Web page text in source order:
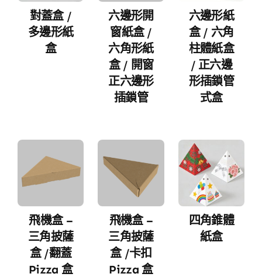
對蓋盒 /
多邊形紙
盒
六邊形開
窗紙盒 /
六角形紙
盒 / 開窗
正六邊形
插鎖管
六邊形紙
盒 / 六角
柱體紙盒
/ 正六邊
形插鎖管
式盒
飛機盒 –
三角披薩
盒 /翻蓋
Pizza 盒
飛機盒 –
三角披薩
盒 /卡扣
Pizza 盒
四角錐體
紙盒